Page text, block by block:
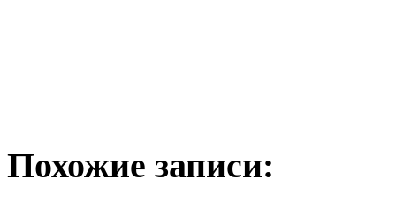
Похожие записи: